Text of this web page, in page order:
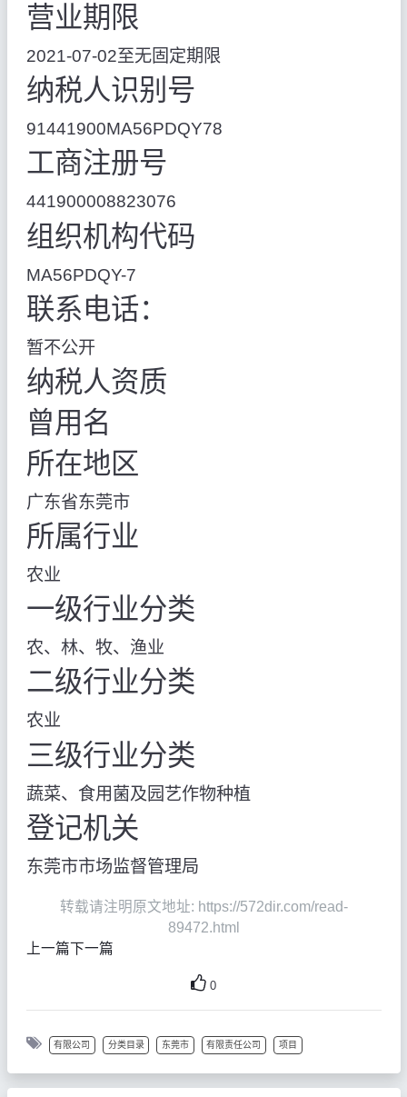
营业期限
2021-07-02至无固定期限
纳税人识别号
91441900MA56PDQY78
工商注册号
441900008823076
组织机构代码
MA56PDQY-7
联系电话：
暂不公开
纳税人资质
曾用名
所在地区
广东省东莞市
所属行业
农业
一级行业分类
农、林、牧、渔业
二级行业分类
农业
三级行业分类
蔬菜、食用菌及园艺作物种植
登记机关
东莞市市场监督管理局
转载请注明原文地址: https://572dir.com/read-
89472.html
上一篇下一篇
0
有限公司 分类目录 东莞市 有限责任公司 项目